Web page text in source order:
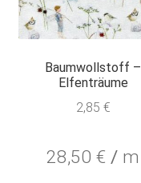
Baumwollstoff –
Elfenträume
2,85 €
28,50€ / m